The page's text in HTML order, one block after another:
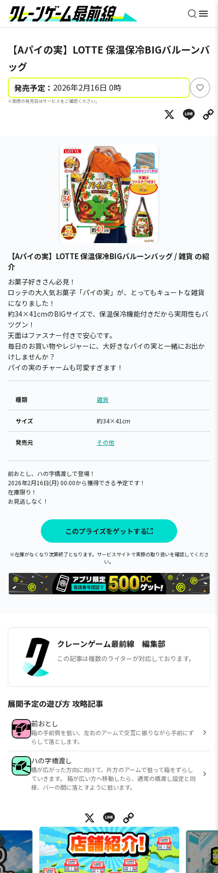
【Aパイの実】LOTTE 保温保冷BIGバルーンバ
ッグ
発売予定： 2026年2月16日 0時
※実際の発売日はサービスをご確認ください。
い
ね
X
【Aパイの実】LOTTE 保温保冷BIGバルーンバッグ / 雑貨 の紹
介
お菓子好きさん必見！
ロッテの大人気お菓子「パイの実」が、とってもキュートな雑貨
になりました！
約34×41cmのBIGサイズで、保温保冷機能付きだから実用性もバ
ツグン！
天面はファスナー付きで安心です。
毎日のお買い物やレジャーに、大好きなパイの実と一緒にお出か
けしませんか？
パイの実のチャームも可愛すぎます！
種類 雑貨
サイズ 約34×41cm
発売元 その他
前おとし、ハの字橋渡しで登場！
2026年2月16日(月) 00:00から獲得できる予定です！
在庫限り！
お見逃しなく！
このプライズをゲットする
※在庫がなくなり次第終了となります。サービスサイトで実際の取り扱いを確認してくださ
い。
クレーンゲーム最前線 編集部
この記事は複数のライターが対応しております。
展開予定の遊び方 攻略記事
前おとし
箱の手前側を狙い、左右のアームで交互に振りながら手前にず
らして落とします。
ハの字橋渡し
橋が広がった方向に向けて、片方のアームで狙って箱をずらし
ていきます。 箱が広い方へ移動したら、通常の橋渡し設定と同
様、バーの間に落とすように狙います。
X Line